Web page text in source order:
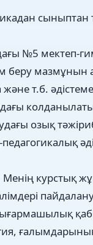
сыныптан
№5 мектеп-
беру
т.б.
озық
Менің курстық